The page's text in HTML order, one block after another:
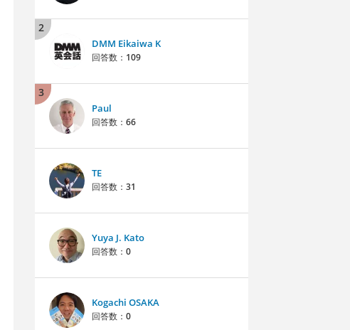
2
DMM Eikaiwa K
回答数： 109
3
Paul
回答数： 66
TE
回答数： 31
Yuya J. Kato
回答数： 0
Kogachi OSAKA
回答数： 0